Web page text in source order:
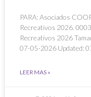
PARA: Asociados
Recreativos 2026.
Recreativos 2026
07-05-2026 Updated:
LEER MAS »